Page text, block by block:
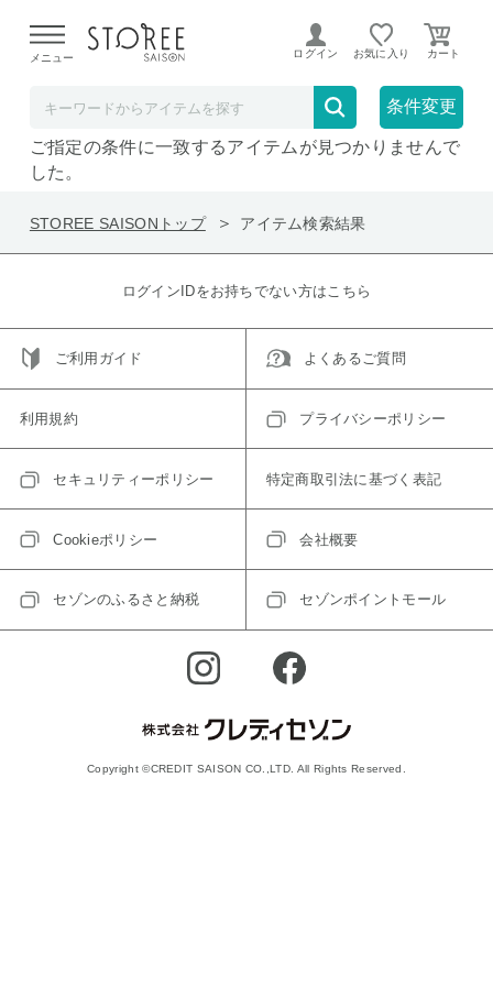
よる配送遅延が発生しております。
メニュー ログイン お気に入り
条件変更
在庫なしも表示 セール対象のみ
ご指定の条件に一致するアイテムが見つかりませんで
した。
STOREE SAISONトップ アイテム検索結果
ログインIDをお持ちでない方はこちら
ご利用ガイド よくあるご質問
利用規約 プライバシーポリシー
セキュリティーポリシー 特定商取引法に基づく表記
Cookieポリシー 会社概要
セゾンのふるさと納税 セゾンポイントモール
Copyright ©CREDIT SAISON CO.,LTD. All Rights Reserved.